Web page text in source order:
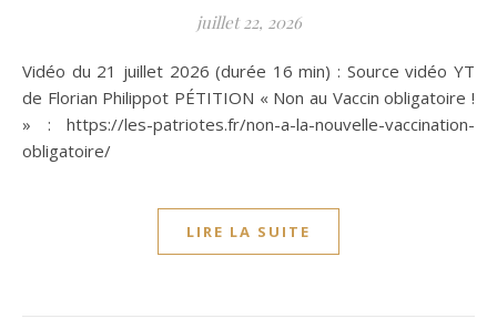
juillet 22, 2026
Vidéo du 21 juillet 2026 (durée 16 min) : Source vidéo YT
de Florian Philippot PÉTITION « Non au Vaccin obligatoire !
» : https://les-patriotes.fr/non-a-la-nouvelle-vaccination-
obligatoire/
LIRE LA SUITE